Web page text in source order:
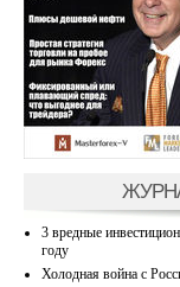
3 вредные
году
Холодная война с